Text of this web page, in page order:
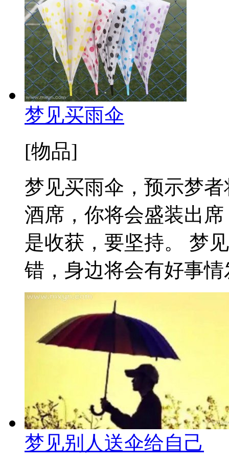
梦见买雨伞
[物品]
梦见买雨伞，预示梦
酒席，你将会盛装出
是收获，要坚持。 梦
错，身边将会有好事
梦见别人送伞给自己